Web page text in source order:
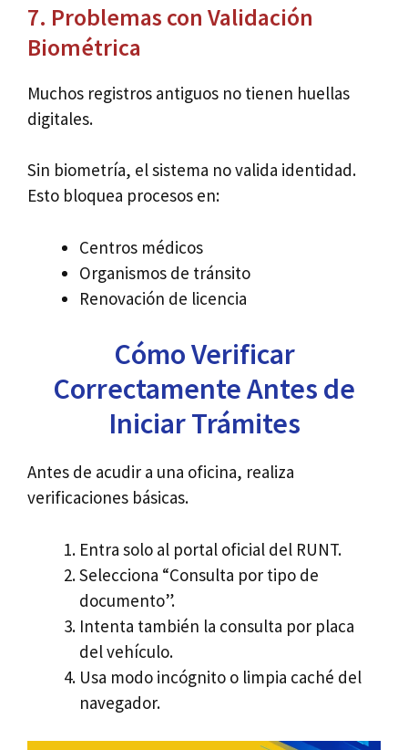
7. Problemas con Validación
Biométrica
Muchos registros antiguos no tienen huellas
digitales.
Sin biometría, el sistema no valida identidad.
Esto bloquea procesos en:
Centros médicos
Organismos de tránsito
Renovación de licencia
Cómo Verificar
Correctamente Antes de
Iniciar Trámites
Antes de acudir a una oficina, realiza
verificaciones básicas.
Entra solo al portal oficial del RUNT.
Selecciona “Consulta por tipo de
documento”.
Intenta también la consulta por placa
del vehículo.
Usa modo incógnito o limpia caché del
navegador.